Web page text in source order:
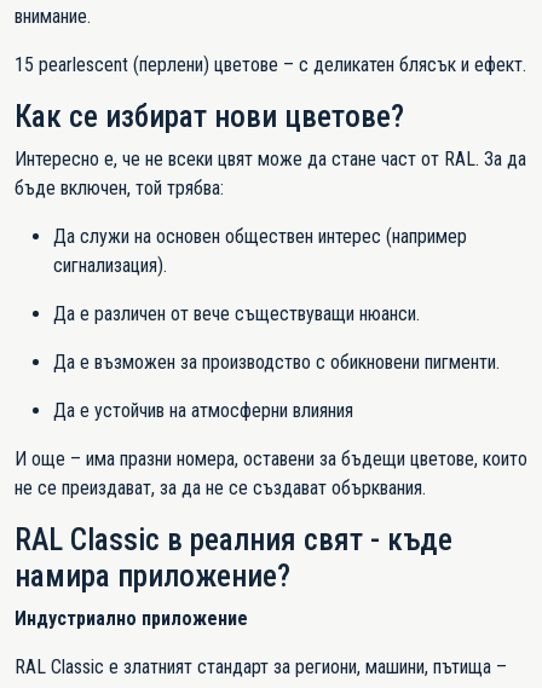
внимание.
15 pearlescent (перлени) цветове – с деликатен блясък и ефект.
Как се избират нови цветове?
Интересно е, че не всеки цвят може да стане част от RAL. За да
бъде включен, той трябва:
Да служи на основен обществен интерес (например
сигнализация).
Да е различен от вече съществуващи нюанси.
Да е възможен за производство с обикновени пигменти.
Да е устойчив на атмосферни влияния
И още – има празни номера, оставени за бъдещи цветове, които
не се преиздават, за да не се създават обърквания.
RAL Classic в реалния свят - къде
намира приложение?
Индустриално приложение
RAL Classic е златният стандарт за региони, машини, пътища –